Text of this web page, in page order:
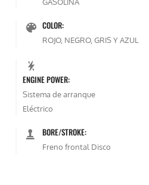
COLOR:
ROJO, NEGRO, GRIS Y AZUL
ENGINE POWER:
Sistema de arranque
Eléctrico
BORE/STROKE:
Freno frontal Disco